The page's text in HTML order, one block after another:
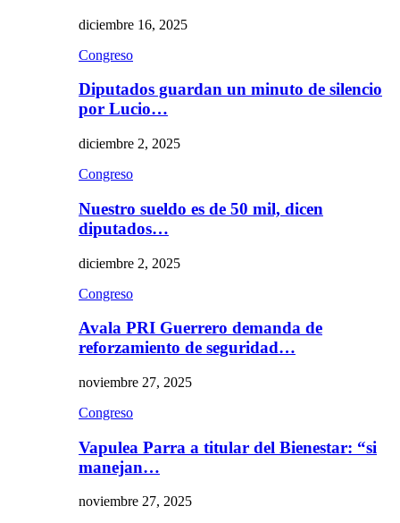
diciembre 16, 2025
Congreso
Diputados guardan un minuto de silencio
por Lucio…
diciembre 2, 2025
Congreso
Nuestro sueldo es de 50 mil, dicen
diputados…
diciembre 2, 2025
Congreso
Avala PRI Guerrero demanda de
reforzamiento de seguridad…
noviembre 27, 2025
Congreso
Vapulea Parra a titular del Bienestar: “si
manejan…
noviembre 27, 2025